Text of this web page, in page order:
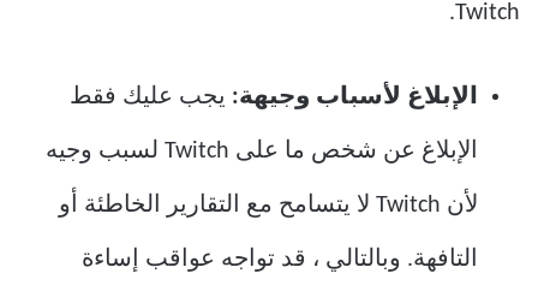
Twitch.
الإبلاغ لأسباب وجيهة: يجب عليك فقط
الإبلاغ عن شخص ما على Twitch لسبب وجيه
لأن Twitch لا يتسامح مع التقارير الخاطئة أو
التافهة. وبالتالي ، قد تواجه عواقب إساءة